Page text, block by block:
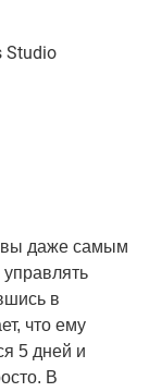
Studio
даже самым
в
что ему
5 дней и
В